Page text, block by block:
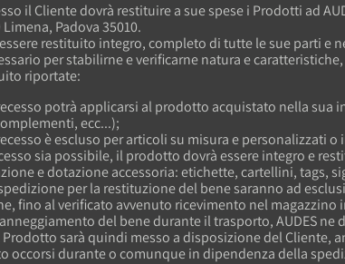
il Cliente dovrà restituire a sue spese i Prodotti ad
Padova 35010.
restituito integro, completo di tutte le sue parti
per stabilirne e verificarne natura e
riportate:
potrà applicarsi al prodotto acquistato nella sua
ecc...);
è escluso per articoli su misura e personalizzati o
sia possibile, il prodotto dovrà essere integro e
e dotazione accessoria: etichette, cartellini, tags,
per la restituzione del bene saranno ad
fino al verificato avvenuto ricevimento nel
del bene durante il trasporto, AUDES
sarà quindi messo a disposizione del Cliente,
occorsi durante o comunque in dipendenza della